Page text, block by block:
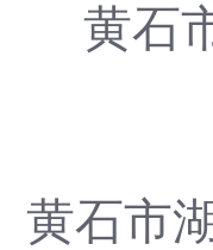
黄石
黄石市